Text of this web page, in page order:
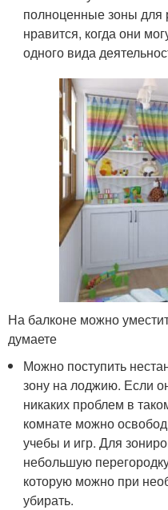
полноценные зоны для
нравится, когда они
одного вида
На балконе можно
думаете
Можно поступить
зону на лоджию. Если
никаких проблем в
комнате можно
учебы и игр. Для
небольшую
которую можно при
убирать.